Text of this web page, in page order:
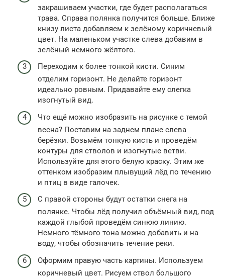
закрашиваем участки, где будет располагаться
трава. Справа полянка получится больше. Ближе
книзу листа добавляем к зелёному коричневый
цвет. На маленьком участке слева добавим в
зелёный немного жёлтого.
Переходим к более тонкой кисти. Синим
отделим горизонт. Не делайте горизонт
идеально ровным. Придавайте ему слегка
изогнутый вид.
Что ещё можно изобразить на рисунке с темой
весна? Поставим на заднем плане слева
берёзки. Возьмём тонкую кисть и проведём
контуры для стволов и изогнутые ветви.
Используйте для этого белую краску. Этим же
оттенком изобразим плывущий лёд по течению
и птиц в виде галочек.
С правой стороны будут остатки снега на
полянке. Чтобы лёд получил объёмный вид, под
каждой глыбой проведём синюю линию.
Немного тёмного тона можно добавить и на
воду, чтобы обозначить течение реки.
Оформим правую часть картины. Используем
коричневый цвет. Рисуем ствол большого